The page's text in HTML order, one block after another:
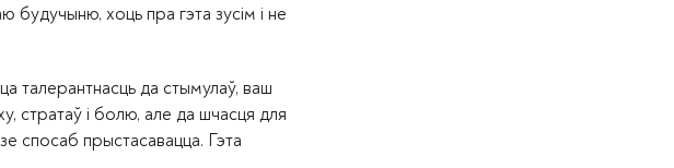
хоць пра гэта зусім і не
талерантнасць да стымулаў, ваш
стратаў і болю, але да шчасця для
спосаб прыстасавацца. Гэта